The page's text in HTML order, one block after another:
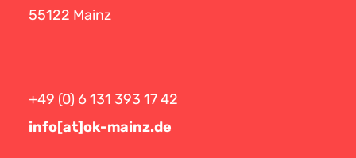
55122 Mainz
+49 (0) 6 131 393 17 42
info[at]ok-mainz.de